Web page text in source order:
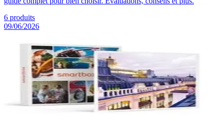
6 produits
09/06/2026